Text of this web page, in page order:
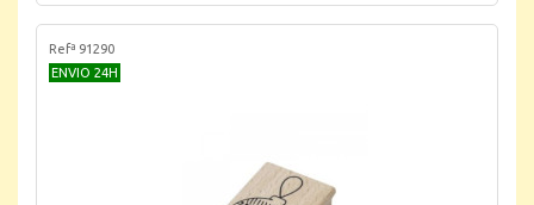
Refª 91290
ENVIO 24H